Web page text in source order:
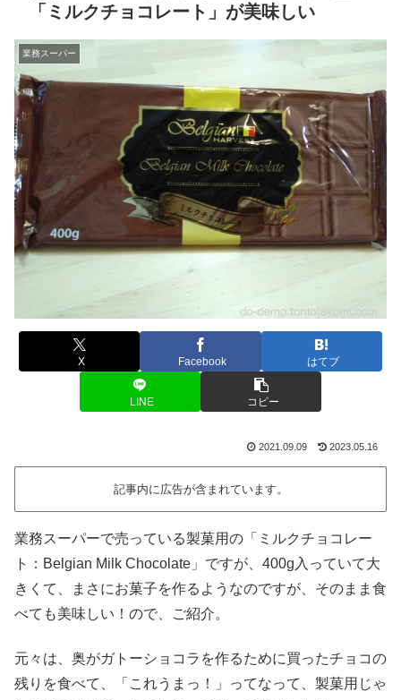
「ミルクチョコレート」が美味しい
業務スーパー
X Facebook はてブ
LINE コピー
2021.09.09 2023.05.16
記事内に広告が含まれています。
業務スーパーで売っている製菓用の「ミルクチョコレー
ト：Belgian Milk Chocolate」ですが、400g入っていて大
きくて、まさにお菓子を作るようなのですが、そのまま食
べても美味しい！ので、ご紹介。
元々は、奥がガトーショコラを作るために買ったチョコの
残りを食べて、「これうまっ！」ってなって、製菓用じゃ